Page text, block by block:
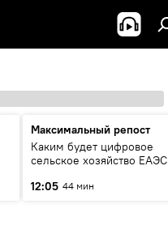
Максимальный репост
Каким будет цифровое
сельское хозяйство ЕАЭС
12:05 44 мин